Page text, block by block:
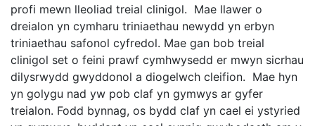
profi mewn lleoliad treial clinigol. Mae llawer o
dreialon yn cymharu triniaethau newydd yn erbyn
triniaethau safonol cyfredol. Mae gan bob treial
clinigol set o feini prawf cymhwysedd er mwyn sicrhau
dilysrwydd gwyddonol a diogelwch cleifion. Mae hyn
yn golygu nad yw pob claf yn gymwys ar gyfer
treialon. Fodd bynnag, os bydd claf yn cael ei ystyried